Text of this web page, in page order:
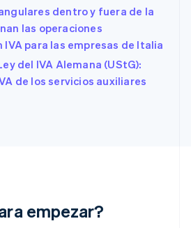
dentro y fuera de la
las operaciones
para las empresas de Italia
del IVA Alemana (UStG):
de los servicios auxiliares
empezar?